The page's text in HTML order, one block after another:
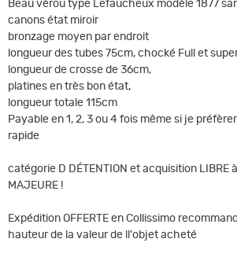
Beau vérou type Lefaucheux modèle 1877
canons état miroir
bronzage moyen par endroit
longueur des tubes 75cm, chocké Full et super
longueur de crosse de 36cm,
platines en très bon état,
longueur totale 115cm
Payable en 1, 2, 3 ou 4 fois même si je
rapide
catégorie D DÉTENTION et acquisition LIBRE
MAJEURE !
Expédition OFFERTE en Collissimo
hauteur de la valeur de ll'objet acheté